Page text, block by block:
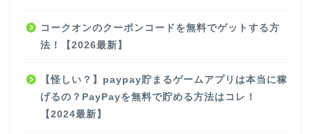
コークオンのクーポンコードを無料でゲットする方
法！【2026最新】
【怪しい？】paypay貯まるゲームアプリは本当に稼
げるの？PayPayを無料で貯める方法はコレ！
【2024最新】